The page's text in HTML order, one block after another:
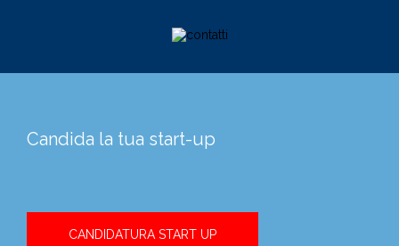
Candida la tua start-up
CANDIDATURA START UP